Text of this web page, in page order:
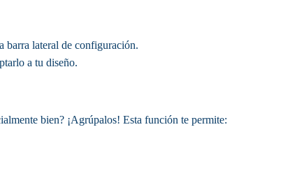
barra lateral de configuración.
a tu diseño.
bien? ¡Agrúpalos! Esta función te permite: